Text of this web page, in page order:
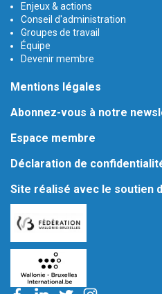
Enjeux & actions
Conseil d'administration
Groupes de travail
Équipe
Devenir membre
Mentions légales
Abonnez-vous à notre
Espace membre
Déclaration de
Site réalisé avec le soutien